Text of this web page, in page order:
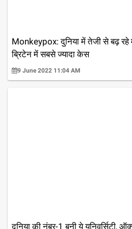
Monkeypox: दुनिया में तेजी से बढ़
ब्रिटेन में सबसे ज्यादा केस
9 June 2022 11:04 AM
दुनिया की नंबर-1 बनी ये यूनिवर्सिटी,